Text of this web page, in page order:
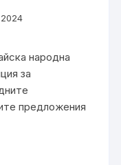
народна
за
предложения